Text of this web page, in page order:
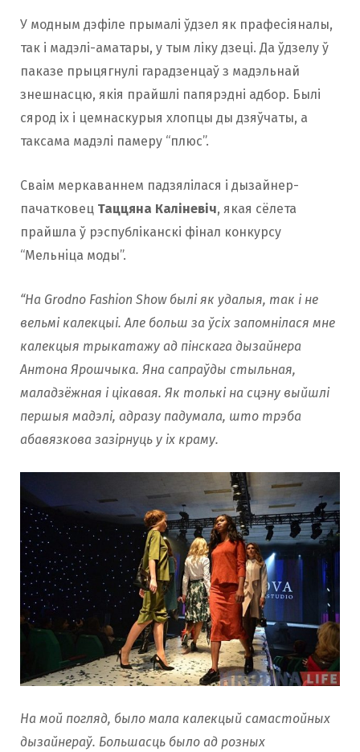
У модным дэфіле прымалі ўдзел як прафесіяналы,
так і мадэлі-аматары, у тым ліку дзеці. Да ўдзелу ў
паказе прыцягнулі гарадзенцаў з мадэльнай
знешнасцю, якія прайшлі папярэдні адбор. Былі
сярод іх і цемнаскурыя хлопцы ды дзяўчаты, а
таксама мадэлі памеру “плюс”.
Сваім меркаваннем падзялілася і дызайнер-
пачатковец Таццяна Калiневiч, якая сёлета
прайшла ў рэспубліканскі фінал конкурсу
“Мельнiца моды”.
“На Grodno Fashion Show былі як удалыя, так і не
вельмі калекцыі. Але больш за ўсіх запомнілася мне
калекцыя трыкатажу ад пінскага дызайнера
Антона Ярошчыка. Яна сапраўды стыльная,
маладзёжная і цікавая. Як толькі на сцэну выйшлі
першыя мадэлі, адразу падумала, што трэба
абавязкова зазірнуць у іх краму.
На мой погляд, было мала калекцый самастойных
дызайнераў. Большасць было ад розных